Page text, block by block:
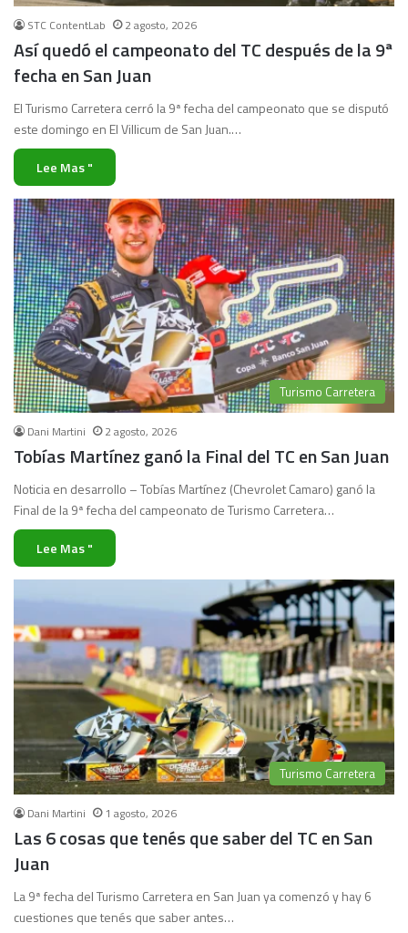
STC ContentLab 2 agosto, 2026
Así quedó el campeonato del TC después de la 9ª
fecha en San Juan
El Turismo Carretera cerró la 9ª fecha del campeonato que se disputó
este domingo en El Villicum de San Juan.…
Lee Mas "
Turismo Carretera
Dani Martini 2 agosto, 2026
Tobías Martínez ganó la Final del TC en San Juan
Noticia en desarrollo – Tobías Martínez (Chevrolet Camaro) ganó la
Final de la 9ª fecha del campeonato de Turismo Carretera…
Lee Mas "
Turismo Carretera
Dani Martini 1 agosto, 2026
Las 6 cosas que tenés que saber del TC en San
Juan
La 9ª fecha del Turismo Carretera en San Juan ya comenzó y hay 6
cuestiones que tenés que saber antes…